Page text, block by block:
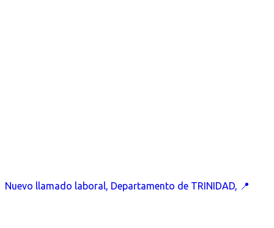
Nuevo llamado laboral, Departamento de TRINIDAD, 📍